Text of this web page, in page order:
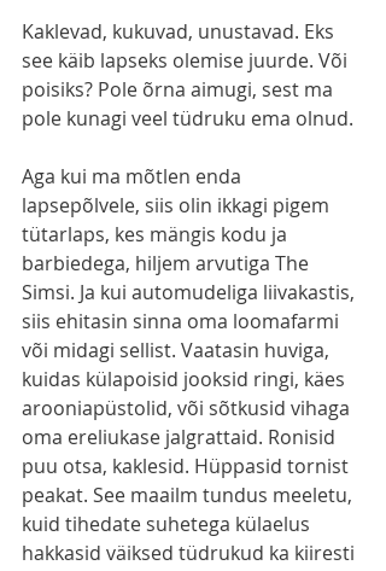
Kaklevad, kukuvad, unustavad. Eks
see käib lapseks olemise juurde. Või
poisiks? Pole õrna aimugi, sest ma
pole kunagi veel tüdruku ema olnud.
Aga kui ma mõtlen enda
lapsepõlvele, siis olin ikkagi pigem
tütarlaps, kes mängis kodu ja
barbiedega, hiljem arvutiga The
Simsi. Ja kui automudeliga liivakastis,
siis ehitasin sinna oma loomafarmi
või midagi sellist. Vaatasin huviga,
kuidas külapoisid jooksid ringi, käes
arooniapüstolid, või sõtkusid vihaga
oma ereliukase jalgrattaid. Ronisid
puu otsa, kaklesid. Hüppasid tornist
peakat. See maailm tundus meeletu,
kuid tihedate suhetega külaelus
hakkasid väiksed tüdrukud ka kiiresti